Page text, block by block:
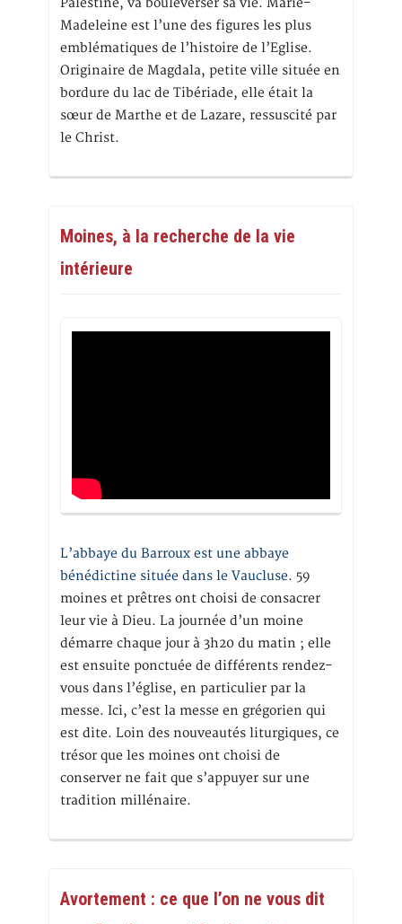
Palestine, va bouleverser sa vie. Marie-
Madeleine est l’une des figures les plus
emblématiques de l’histoire de l’Eglise.
Originaire de Magdala, petite ville située en
bordure du lac de Tibériade, elle était la
sœur de Marthe et de Lazare, ressuscité par
le Christ.
Moines, à la recherche de la vie
intérieure
L’abbaye du Barroux est une abbaye
bénédictine située dans le Vaucluse. 59
moines et prêtres ont choisi de consacrer
leur vie à Dieu. La journée d’un moine
démarre chaque jour à 3h20 du matin ; elle
est ensuite ponctuée de différents rendez-
vous dans l’église, en particulier par la
messe. Ici, c’est la messe en grégorien qui
est dite. Loin des nouveautés liturgiques, ce
trésor que les moines ont choisi de
conserver ne fait que s’appuyer sur une
tradition millénaire.
Avortement : ce que l’on ne vous dit